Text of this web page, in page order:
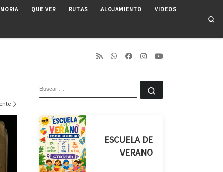
QUE VER RUTAS ALOJAMIENTO VIDEOS
ESCUELA DE
VERANO